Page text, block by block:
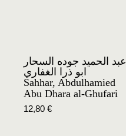
عبد الحميد جوده السحار
ابو ذرا الغفاري
Sahhar, Abdulhamied
Abu Dhara al-Ghufari
12,80 €